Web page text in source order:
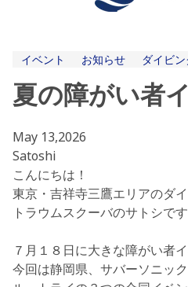
イベント お知らせ ダイビ
夏の障がい者
May 13,2026
Satoshi
こんにちは！
東京・吉祥寺三鷹エリアのダ
トラウムスクーバのサトシです
７月１８日に大きな障がい者
今回は静岡県、サバーソニッ